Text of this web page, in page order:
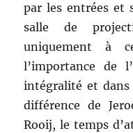
par les entrées et
salle de
uniquement à
l’importance de
intégralité et dans
différence de
Rooij, le temps